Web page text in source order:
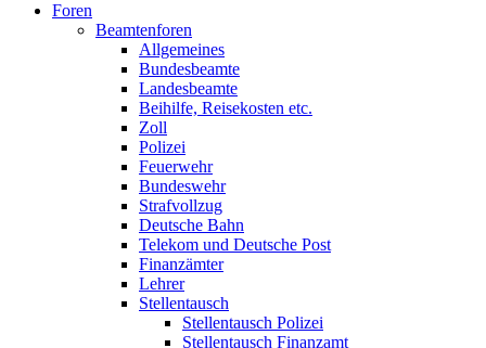
Foren
Beamtenforen
Allgemeines
Bundesbeamte
Landesbeamte
Beihilfe, Reisekosten etc.
Zoll
Polizei
Feuerwehr
Bundeswehr
Strafvollzug
Deutsche Bahn
Telekom und Deutsche Post
Finanzämter
Lehrer
Stellentausch
Stellentausch Polizei
Stellentausch Finanzamt